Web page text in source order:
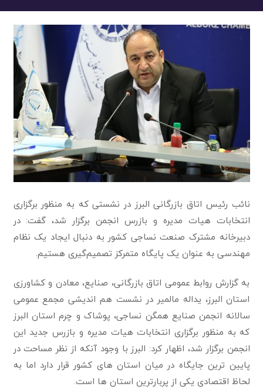
نائب رئیس اتاق بازرگانی البرز در نشستی که به منظور برگزاری
انتخابات هیات مدیره و بازرس انجمن برگزار شد، گفت: در
دبیرخانه مشترک صنعت نساجی کشور به دنبال ایجاد یک نظام
مهندسی به عنوان یک پایگاه متمرکز تصمیم‌گیری هستیم.
به گزارش روابط عمومی اتاق بازرگانی، صنایع، معادن و کشاورزی
استان البرز، یداله مالمیر در نشست هم اندیشی مجمع عمومی
سالانه انجمن صنایع همگن نساجی، پوشاک و چرم استان البرز
که به منظور برگزاری انتخابات هیات مدیره و بازرس جدید این
انجمن برگزار شد، اظهار کرد: البرز با وجود آنکه از نظر مساحت در
پایین ترین جایگاه در میان استان های کشور قرار دارد اما به
لحاظ اقتصادی یکی از پربارترین استان ها است.